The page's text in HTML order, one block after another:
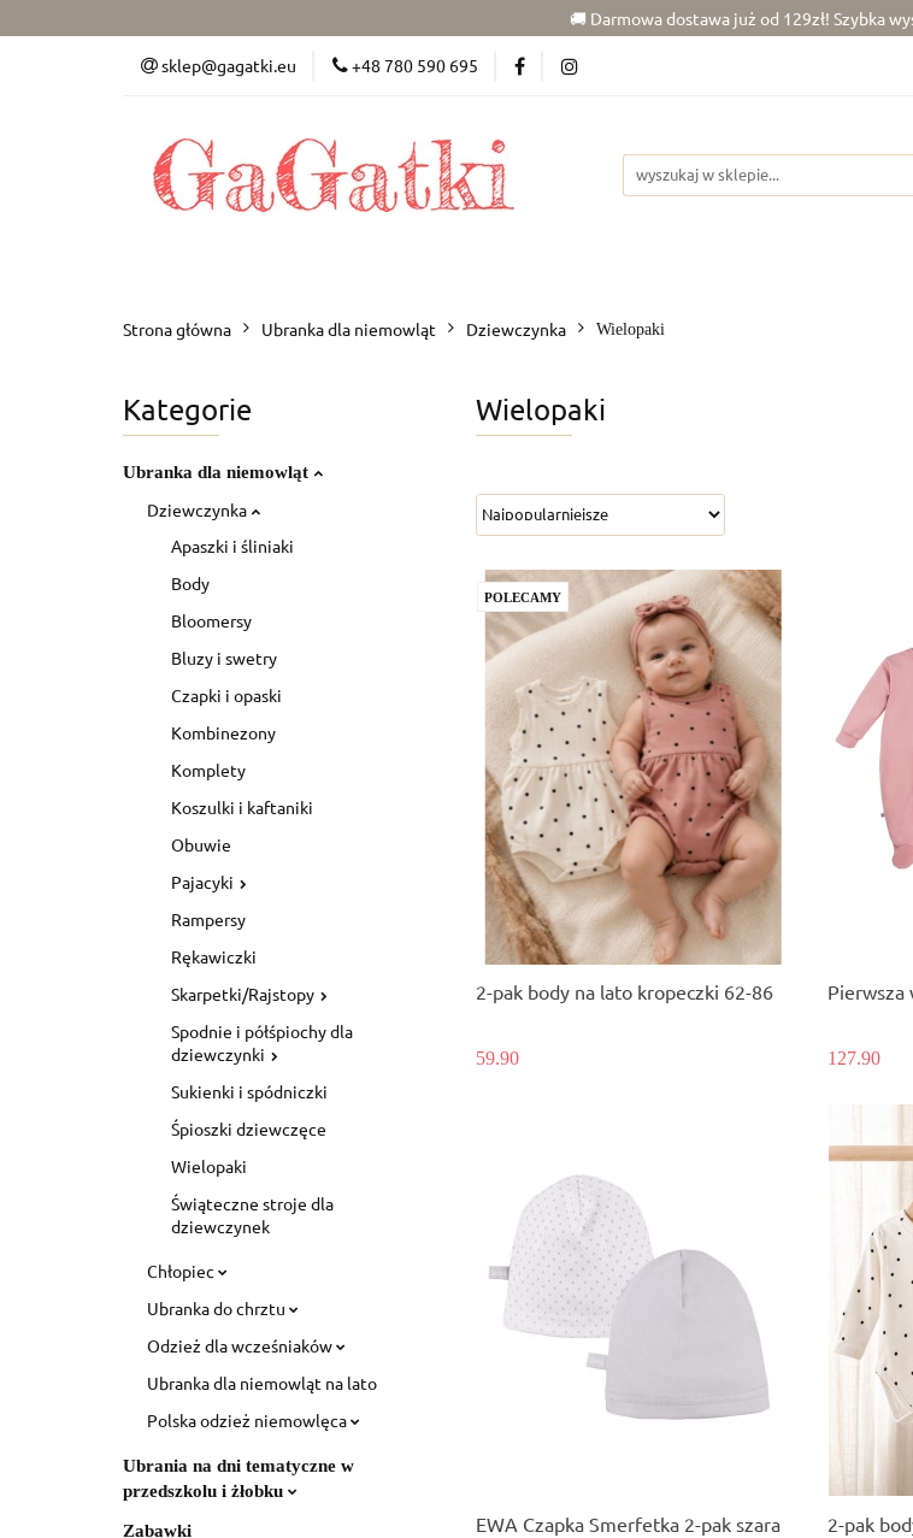
🚚 Darmowa dostawa już od 129zł! Szybka
sklep@gagatki.eu +48 780 590 695
Dziewczynka (50-86) Chłopiec (50-86) Junior (92-140)
Strona główna Ubranka dla niemowląt Dziewczynka Wielopaki
Kategorie
Ubranka dla niemowląt
Dziewczynka
Apaszki i śliniaki
Body
Bloomersy
Bluzy i swetry
Czapki i opaski
Kombinezony
Komplety
Koszulki i kaftaniki
Obuwie
Pajacyki
Rampersy
Rękawiczki
Skarpetki/Rajstopy
Spodnie i półśpiochy dla
dziewczynki
Sukienki i spódniczki
Śpioszki dziewczęce
Wielopaki
Świąteczne stroje dla
dziewczynek
Chłopiec
Ubranka do chrztu
Odzież dla wcześniaków
Ubranka dla niemowląt na lato
Polska odzież niemowlęca
Ubrania na dni tematyczne w
przedszkolu i żłobku
Zabawki
Wielopaki
POLECAMY
2-pak body na lato kropeczki 62-86
59.90
Pierwsza
127.90
EWA Czapka Smerfetka 2-pak szara
2-pak